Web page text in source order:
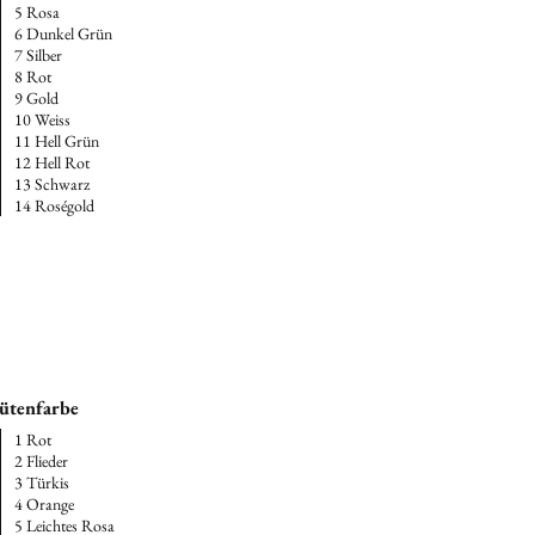
5 Rosa
6 Dunkel Grün
7 Silber
8 Rot
9 Gold
10 Weiss
11 Hell Grün
12 Hell Rot
13 Schwarz
14 Roségold
1 Rot
2 Flieder
3 Türkis
4 Orange
5 Leichtes Rosa